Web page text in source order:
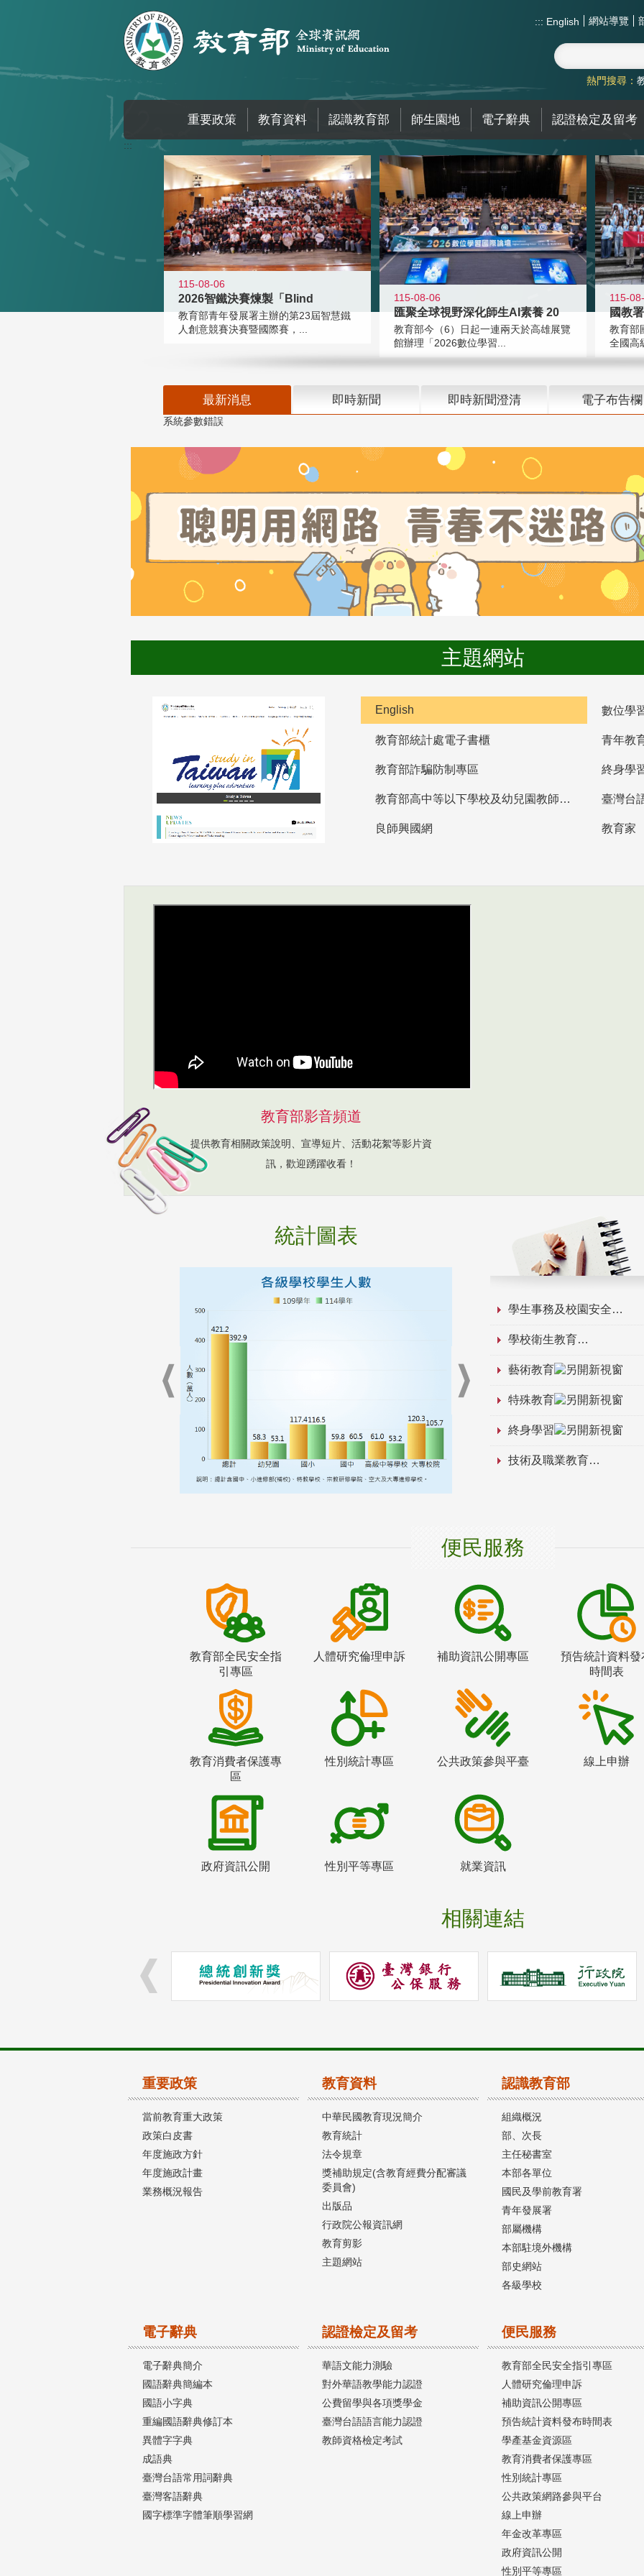
::: English 網站導覽
熱門搜尋：
重要政策 教育資料 認識教育部 師生園地 電子辭典 認證檢定及留考
:::
115-08-06
2026智鐵決賽煉製「Blind
教育部青年發展署主辦的第23屆智慧鐵
人創意競賽決賽暨國際賽，...
115-08-06
匯聚全球視野深化師生AI素養 20
教育部今（6）日起一連兩天於高雄展覽
館辦理「2026數位學習...
115-
教育部
全國高
最新消息 即時新聞 即時新聞澄清 電子布告欄
系統參數錯誤
主題網站
English 數位學
教育部統計處電子書櫃 青年教
教育部詐騙防制專區 終身學
教育部高中等以下學校及幼兒園教師資格檢定考試 臺灣台
良師興國網 教育家
教育部影音頻道
提供教育相關政策說明、宣導短片、活動花絮等影片資
訊，歡迎踴躍收看！
統計圖表
學生事務及校園安全
學校衛生教育
藝術教育
特殊教育
終身學習
技術及職業教育
便民服務
教育部全民安全指
引專區
人體研究倫理申訴 補助資訊公開專區
預告統計資料發
時間表
教育消費者保護專
區
性別統計專區 公共政策參與平臺 線上申辦
政府資訊公開 性別平等專區 就業資訊
相關連結
重要政策
當前教育重大政策
政策白皮書
年度施政方針
年度施政計畫
業務概況報告
教育資料
中華民國教育現況簡介
教育統計
法令規章
獎補助規定(含教育經費分配審議
委員會)
出版品
行政院公報資訊網
教育剪影
主題網站
認識教育部
組織概況
部、次長
主任秘書室
本部各單位
國民及學前教育署
青年發展署
部屬機構
本部駐境外機構
部史網站
各級學校
電子辭典
電子辭典簡介
國語辭典簡編本
國語小字典
重編國語辭典修訂本
異體字字典
成語典
臺灣台語常用詞辭典
臺灣客語辭典
國字標準字體筆順學習網
認證檢定及留考
華語文能力測驗
對外華語教學能力認證
公費留學與各項獎學金
臺灣台語語言能力認證
教師資格檢定考試
便民服務
教育部全民安全指引專區
人體研究倫理申訴
補助資訊公開專區
預告統計資料發布時間表
學產基金資源區
教育消費者保護專區
性別統計專區
公共政策網路參與平台
線上申辦
年金改革專區
政府資訊公開
性別平等專區